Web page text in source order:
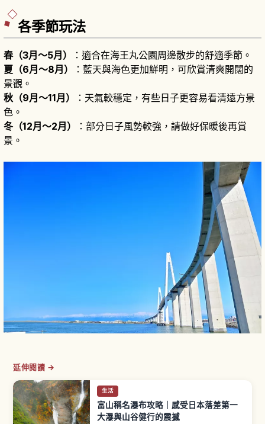
各季節玩法
春（3月〜5月）
：適合在海王丸公園周邊散步的舒適季節。
夏（6月〜8月）
：藍天與海色更加鮮明，可欣賞清爽開闊的
景觀。
秋（9月〜11月）
：天氣較穩定，有些日子更容易看清遠方景
色。
冬（12月〜2月）
：部分日子風勢較強，請做好保暖後再賞
景。
延伸閱讀 →
生活
富山稱名瀑布攻略｜感受日本落差第一
大瀑與山谷健行的震撼